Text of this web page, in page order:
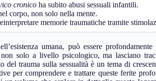
cronico ha subito abusi sessuali infantili.
corpo, non solo nella mente.
memorie traumatiche tramite
umana, può essere
solo a livello psicologico, ma lasciano
del trauma sulla sessualità è un tema di
per comprendere e trattare queste ferite